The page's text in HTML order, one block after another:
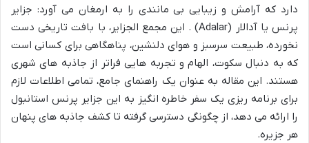
دارد که آرامش و زیبایی بی مانندی را به ارمغان می آورد: جزایر
پرنس یا آدالار (Adalar) . این مجمع الجزایر، با بافت تاریخی دست
نخورده، طبیعت سرسبز و هوای دلنشین، پناهگاهی برای کسانی است
که به دنبال سکوت، الهام و تجربه هایی فراتر از جاذبه های شهری
هستند. این مقاله به عنوان یک راهنمای جامع، تمامی اطلاعات لازم
برای برنامه ریزی یک سفر خاطره انگیز به این جزایر پرنس استانبول
را ارائه می دهد، از چگونگی دسترسی گرفته تا کشف جاذبه های پنهان
هر جزیره.